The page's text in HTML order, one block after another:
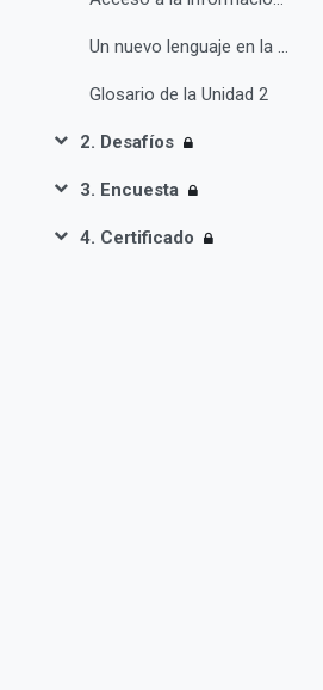
Un nuevo lenguaje en la red
Glosario de la Unidad 2
Colapsar
2. Desafíos
Colapsar
3. Encuesta
Colapsar
4. Certificado